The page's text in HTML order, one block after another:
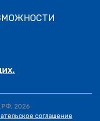
2026
соглашение